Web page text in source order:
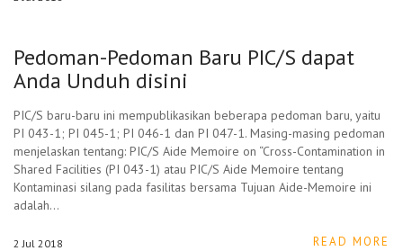
Pedoman-Pedoman Baru PIC/S dapat
Anda Unduh disini
PIC/S baru-baru ini mempublikasikan beberapa pedoman baru, yaitu
PI 043-1; PI 045-1; PI 046-1 dan PI 047-1. Masing-masing pedoman
menjelaskan tentang: PIC/S Aide Memoire on “Cross-Contamination in
Shared Facilities (PI 043-1) atau PIC/S Aide Memoire tentang
Kontaminasi silang pada fasilitas bersama Tujuan Aide-Memoire ini
adalah…
2 Jul 2018 READ MORE